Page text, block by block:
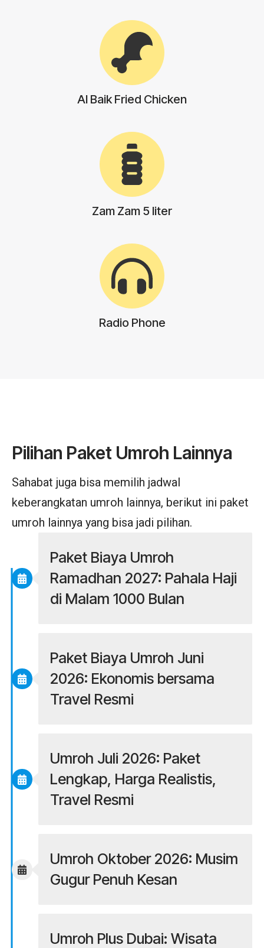
Al Baik Fried Chicken
Zam Zam 5 liter
Radio Phone
Pilihan Paket Umroh Lainnya
Sahabat juga bisa memilih jadwal
keberangkatan umroh lainnya, berikut ini paket
umroh lainnya yang bisa jadi pilihan.
Paket Biaya Umroh
Ramadhan 2027: Pahala Haji
di Malam 1000 Bulan
Paket Biaya Umroh Juni
2026: Ekonomis bersama
Travel Resmi
Umroh Juli 2026: Paket
Lengkap, Harga Realistis,
Travel Resmi
Umroh Oktober 2026: Musim
Gugur Penuh Kesan
Umroh Plus Dubai: Wisata